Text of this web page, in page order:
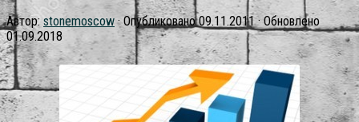
Автор: stonemoscow · Опубликовано09.11.2011· Обновлено
01.09.2018